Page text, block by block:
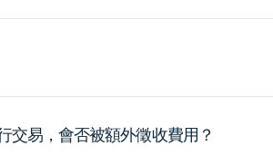
交易，會否被額外徵收費用？